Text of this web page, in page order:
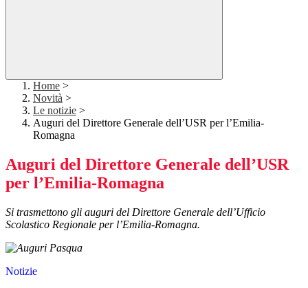
Home >
Novità >
Le notizie >
Auguri del Direttore Generale dell’USR per l’Emilia-
Romagna
Auguri del Direttore Generale dell’USR
per l’Emilia-Romagna
Si trasmettono gli auguri del Direttore Generale dell’Ufficio
Scolastico Regionale per l’Emilia-Romagna.
Notizie